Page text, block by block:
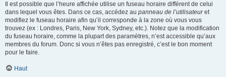
Il est possible que l’heure affichée utilise un fuseau horaire différent de celui
dans lequel vous êtes. Dans ce cas, accédez au panneau de l’utilisateuret
modifiez le fuseau horaire afin qu’il corresponde à la zone où vous vous
trouvez (ex : Londres, Paris, New York, Sydney, etc.). Notez que la modification
du fuseau horaire, comme la plupart des paramètres, n’est accessible qu’aux
membres du forum. Donc si vous n’êtes pas enregistré, c’est le bon moment
pour le faire.
Haut